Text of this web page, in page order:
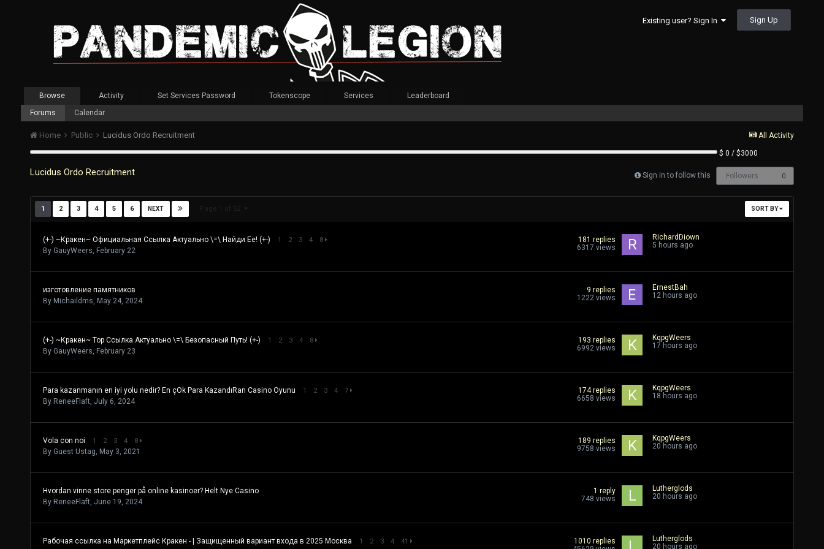
Existing user? Sign In Sign Up
Browse
Forums
Calendar
Activity Set Services Password Tokenscope Services Leaderboard
All Activity
Home Public Lucidus Ordo Recruitment
$ 0 / $3000
Lucidus Ordo Recruitment Sign in to follow this Followers 0
SORT BY
1 2 3 4 5 6 NEXT
(+-) ~Кракен~ Официальная Ссылка Актуально \=\ Найди Ее! (+-) 1 2 3 4 8
By GauyWeers, February 22
181 replies
6317 views
RichardDiown
5 hours ago
изготовление памятников
By Michaildms, May 24, 2024
9 replies
1222 views
ErnestBah
12 hours ago
(+-) ~Кракен~ Тор Ссылка Актуально \=\ Безопасный Путь! (+-) 1 2 3 4 8
By GauyWeers, February 23
193 replies
6992 views
KqpgWeers
17 hours ago
Para kazanmanın en iyi yolu nedir? En çOk Para KazandıRan Casino Oyunu 1 2 3 4 7
By ReneeFlaft, July 6, 2024
174 replies
6658 views
KqpgWeers
18 hours ago
Vola con noi 1 2 3 4 8
By Guest Ustag, May 3, 2021
189 replies
9758 views
KqpgWeers
20 hours ago
Hvordan vinne store penger på online kasinoer? Helt Nye Casino
By ReneeFlaft, June 19, 2024
1 reply
748 views
Lutherglods
20 hours ago
Рабочая ссылка на Маркетплейс Кракен - | Защищенный вариант входа в 2025 Москва 1 2 3 4 41 1010 replies
Lutherglods
20 hours ago